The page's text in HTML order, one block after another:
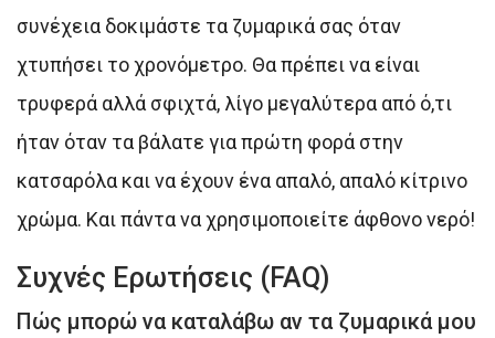
συνέχεια δοκιμάστε τα ζυμαρικά σας όταν
χτυπήσει το χρονόμετρο. Θα πρέπει να είναι
τρυφερά αλλά σφιχτά, λίγο μεγαλύτερα από ό,τι
ήταν όταν τα βάλατε για πρώτη φορά στην
κατσαρόλα και να έχουν ένα απαλό, απαλό κίτρινο
χρώμα. Και πάντα να χρησιμοποιείτε άφθονο νερό!
Συχνές Ερωτήσεις (FAQ)
Πώς μπορώ να καταλάβω αν τα ζυμαρικά μου